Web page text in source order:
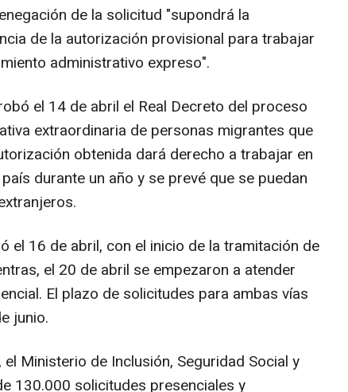
de la solicitud "supondrá la
de la autorización provisional para trabajar
administrativo expreso".
el 14 de abril el Real Decreto del proceso
extraordinaria de personas migrantes que
obtenida dará derecho a trabajar en
durante un año y se prevé que se puedan
el 16 de abril, con el inicio de la tramitación de
el 20 de abril se empezaron a atender
El plazo de solicitudes para ambas vías
junio.
Ministerio de Inclusión, Seguridad Social y
130.000 solicitudes presenciales y